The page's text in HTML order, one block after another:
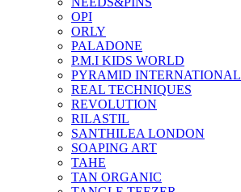
OPI
ORLY
PALADONE
P.M.I KIDS WORLD
PYRAMID INTERNATIONAL
REAL TECHNIQUES
REVOLUTION
RILASTIL
SANTHILEA LONDON
SOAPING ART
TAHE
TAN ORGANIC